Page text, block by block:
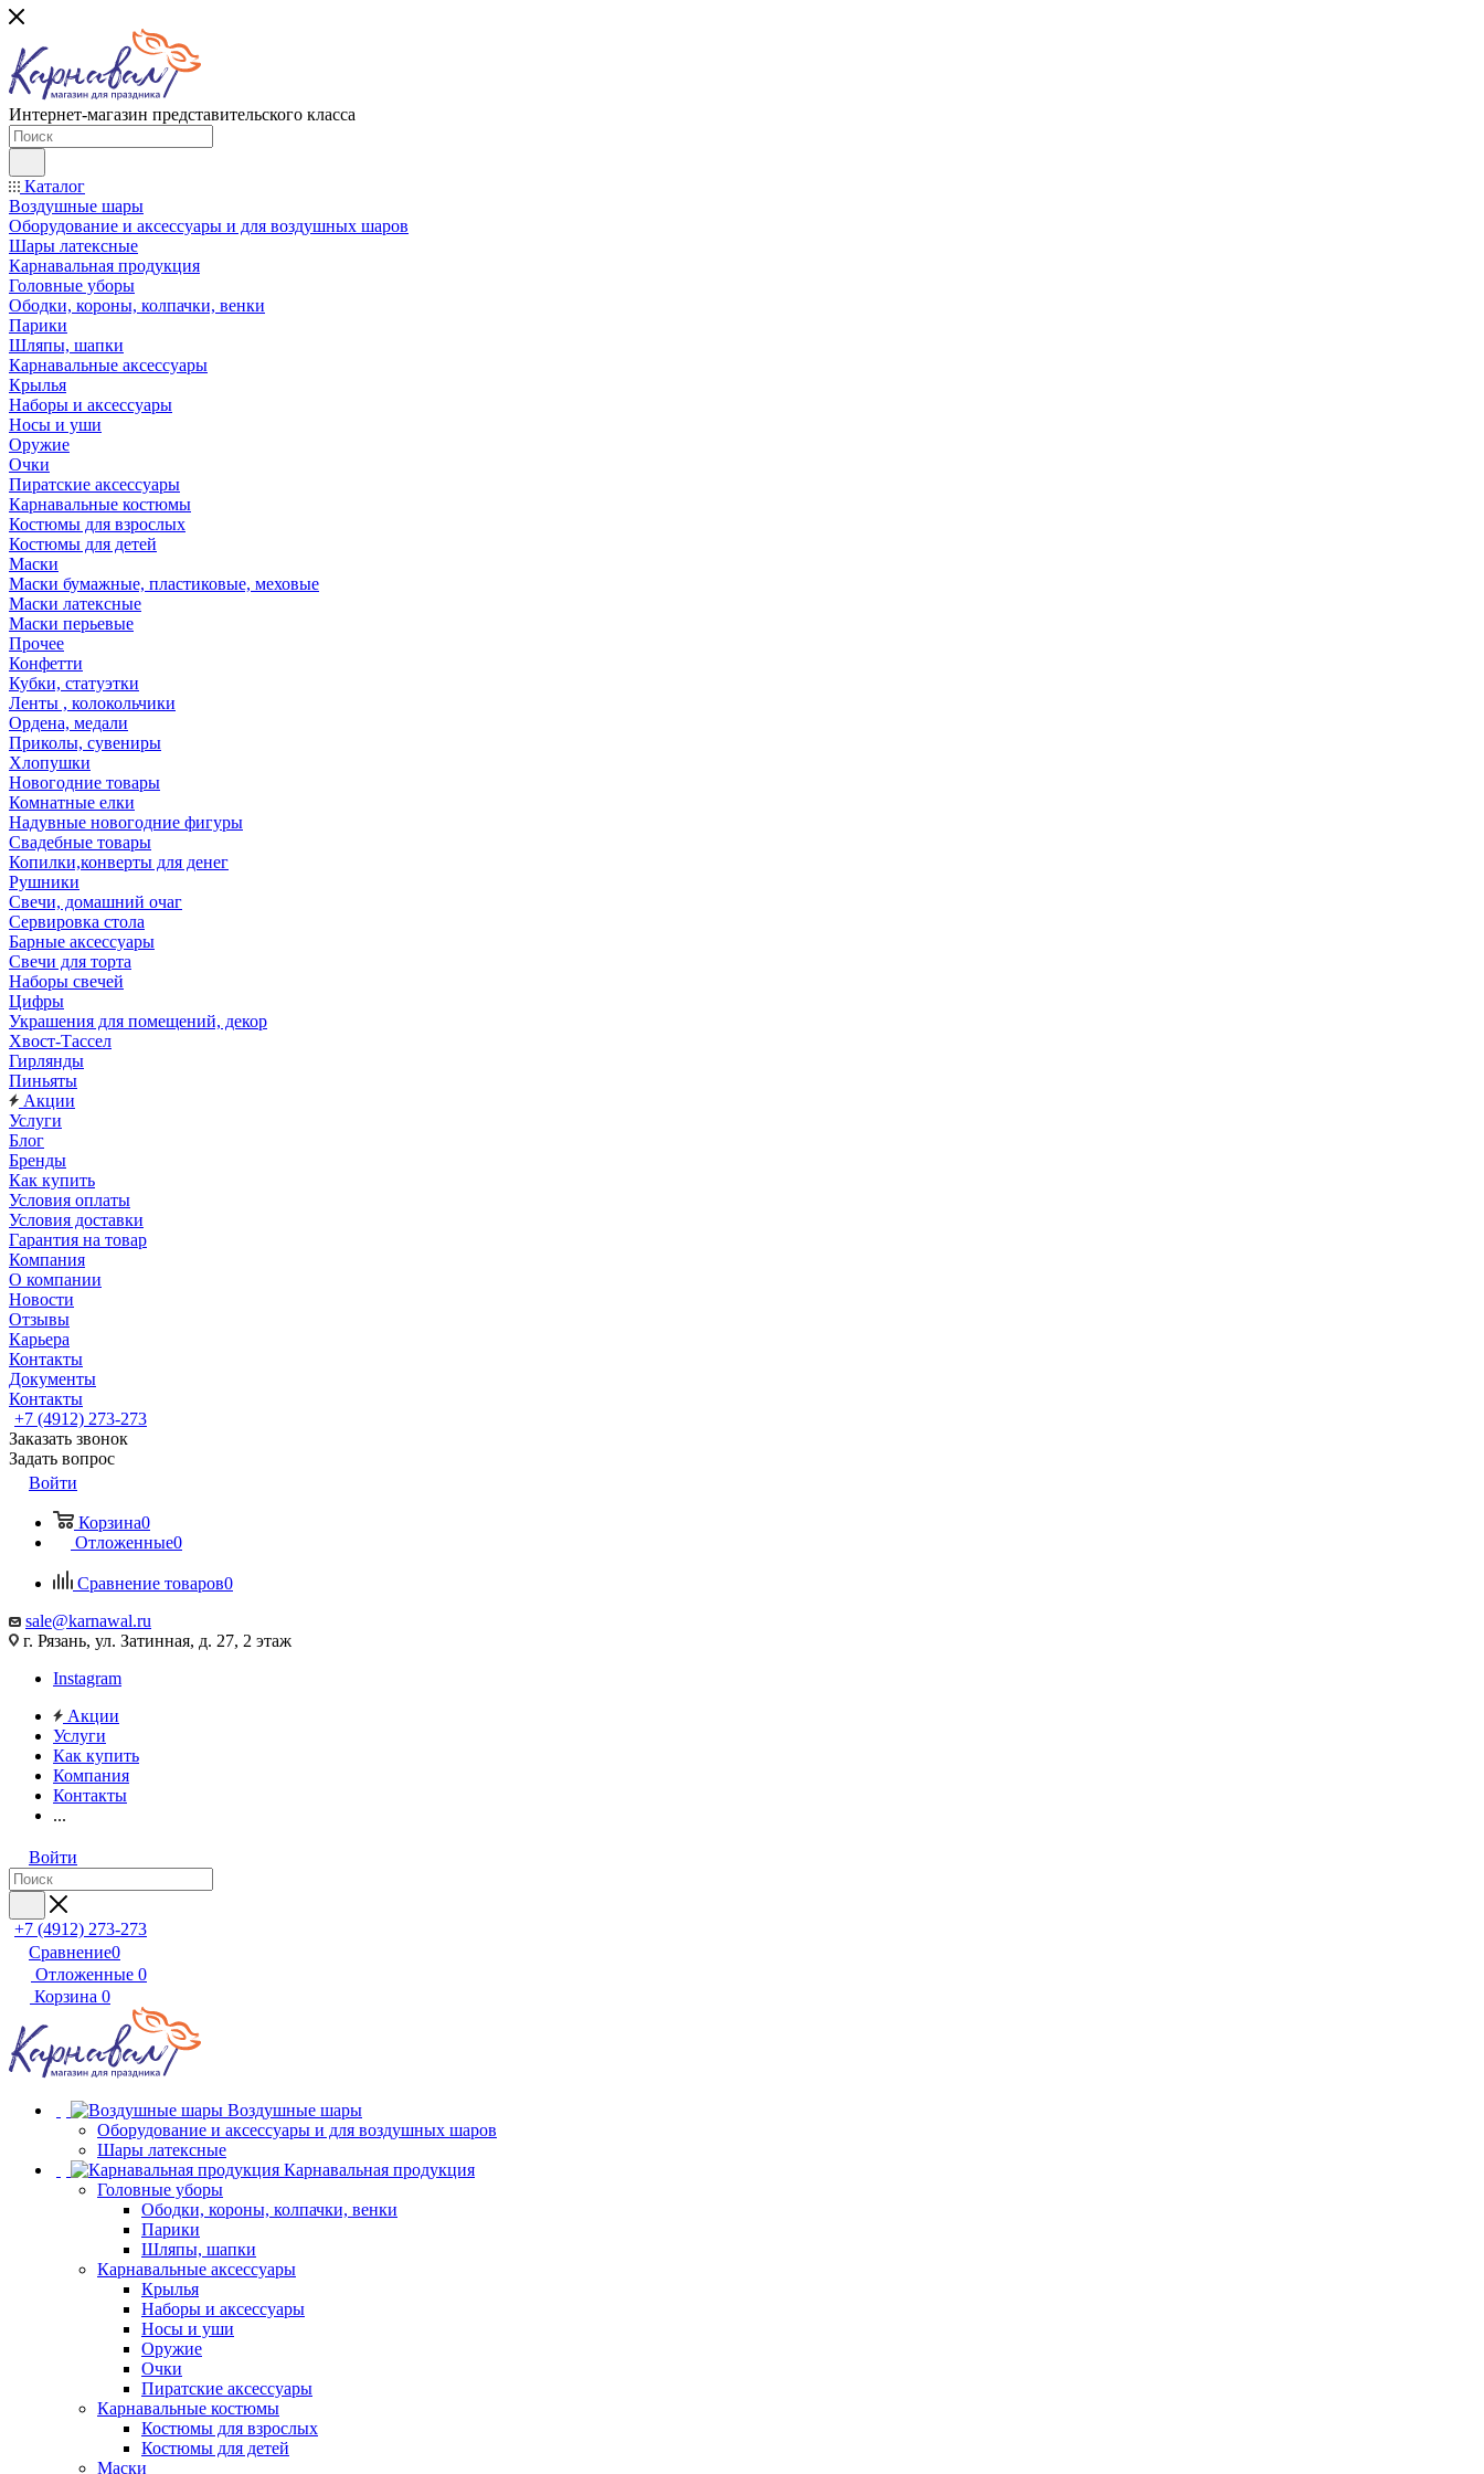
Интернет-магазин представительского класса
Каталог
Воздушные шары
Оборудование и аксессуары и для воздушных шаров
Шары латексные
Карнавальная продукция
Головные уборы
Ободки, короны, колпачки, венки
Парики
Шляпы, шапки
Карнавальные аксессуары
Крылья
Наборы и аксессуары
Носы и уши
Оружие
Очки
Пиратские аксессуары
Карнавальные костюмы
Костюмы для взрослых
Костюмы для детей
Маски
Маски бумажные, пластиковые, меховые
Маски латексные
Маски перьевые
Прочее
Конфетти
Кубки, статуэтки
Ленты , колокольчики
Ордена, медали
Приколы, сувениры
Хлопушки
Новогодние товары
Комнатные елки
Надувные новогодние фигуры
Свадебные товары
Копилки,конверты для денег
Рушники
Свечи, домашний очаг
Сервировка стола
Барные аксессуары
Свечи для торта
Наборы свечей
Цифры
Украшения для помещений, декор
Хвост-Тассел
Гирлянды
Пиньяты
Акции
Услуги
Блог
Бренды
Как купить
Условия оплаты
Условия доставки
Гарантия на товар
Компания
О компании
Новости
Отзывы
Карьера
Контакты
Документы
Контакты
+7 (4912) 273-273
Заказать звонок
Задать вопрос
Войти
Корзина0
Отложенные0
Сравнение товаров0
sale@karnawal.ru
г. Рязань, ул. Затинная, д. 27, 2 этаж
Instagram
Акции
Услуги
Как купить
Компания
Контакты
...
Войти
+7 (4912) 273-273
Сравнение0
Отложенные 0
Корзина 0
Воздушные шары
Оборудование и аксессуары и для воздушных шаров
Шары латексные
Карнавальная продукция
Головные уборы
Ободки, короны, колпачки, венки
Парики
Шляпы, шапки
Карнавальные аксессуары
Крылья
Наборы и аксессуары
Носы и уши
Оружие
Очки
Пиратские аксессуары
Карнавальные костюмы
Костюмы для взрослых
Костюмы для детей
Маски